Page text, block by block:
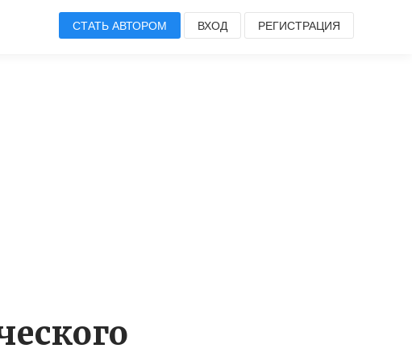
СТАТЬ АВТОРОМ ВХОД РЕГИСТРАЦИЯ